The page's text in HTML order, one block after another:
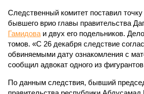
Следственный комитет поставил
бывшего врио главы правительства
Гамидова и двух его подельников.
томов. «С 26 декабря следствие
обвиняемыми дату ознакомления с
сообщил адвокат одного из
По данным следствия, бывший